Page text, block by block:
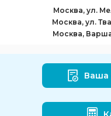
Москва, ул.
Москва, ул.
Москва,
Ваша